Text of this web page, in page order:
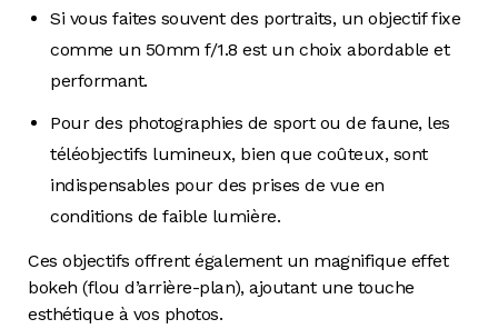
Si vous faites souvent des portraits, un objectif fixe
comme un 50mm f/1.8 est un choix abordable et
performant.
Pour des photographies de sport ou de faune, les
téléobjectifs lumineux, bien que coûteux, sont
indispensables pour des prises de vue en
conditions de faible lumière.
Ces objectifs offrent également un magnifique effet
bokeh (flou d’arrière-plan), ajoutant une touche
esthétique à vos photos.